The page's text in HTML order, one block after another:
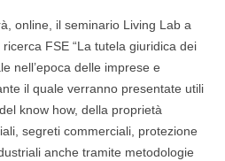
online, il seminario Living Lab a
FSE “La tutela giuridica dei
nell’epoca delle imprese e
il quale verranno presentate utili
know how, della proprietà
segreti commerciali, protezione
anche tramite metodologie